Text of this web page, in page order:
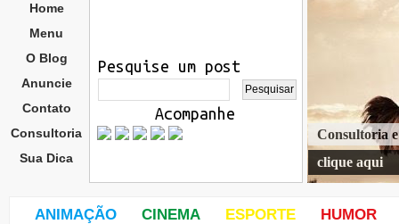
Home
Menu
O Blog
Anuncie
Contato
Consultoria
Sua Dica
Pesquise um post
Acompanhe
Consultoria
clique aqui
ANIMAÇÃO CINEMA ESPORTE HUMOR